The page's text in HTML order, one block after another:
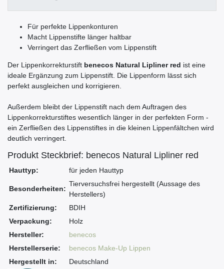
Für perfekte Lippenkonturen
Macht Lippenstifte länger haltbar
Verringert das Zerfließen vom Lippenstift
Der Lippenkorrekturstift benecos Natural Lipliner red ist eine
ideale Ergänzung zum Lippenstift. Die Lippenform lässt sich
perfekt ausgleichen und korrigieren.
Außerdem bleibt der Lippenstift nach dem Auftragen des
Lippenkorrekturstiftes wesentlich länger in der perfekten Form -
ein Zerfließen des Lippenstiftes in die kleinen Lippenfältchen wird
deutlich verringert.
Produkt Steckbrief: benecos Natural Lipliner red
Hauttyp: für jeden Hauttyp
Besonderheiten:
Tierversuchsfrei hergestellt (Aussage des
Herstellers)
Zertifizierung:
BDIH
Verpackung:
Holz
Hersteller:
benecos
Herstellerserie:
benecos Make-Up Lippen
Hergestellt in:
Deutschland